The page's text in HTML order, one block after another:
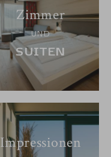
Zimmer
UND
SUITEN
Impressionen